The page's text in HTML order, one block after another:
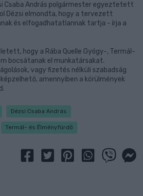
Csaba András polgármester egyeztetett
Dézsi elmondta, hogy a tervezett
és elfogadhatatlannak tartja - írja a
hogy a Rába Quelle Gyógy-, Termál-
bocsátanak el munkatársakat.
vagy fizetés nélküli szabadság
amennyiben a körülmények
Dézsi Csaba András
Termál- és Élményfürdő